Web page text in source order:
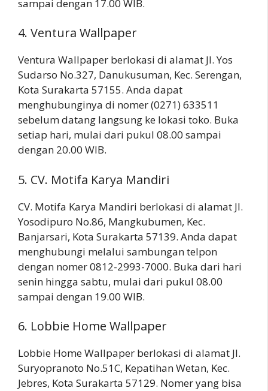
sampai dengan 17.00 WIB.
4. Ventura Wallpaper
Ventura Wallpaper berlokasi di alamat Jl. Yos
Sudarso No.327, Danukusuman, Kec. Serengan,
Kota Surakarta 57155. Anda dapat
menghubunginya di nomer (0271) 633511
sebelum datang langsung ke lokasi toko. Buka
setiap hari, mulai dari pukul 08.00 sampai
dengan 20.00 WIB.
5. CV. Motifa Karya Mandiri
CV. Motifa Karya Mandiri berlokasi di alamat Jl.
Yosodipuro No.86, Mangkubumen, Kec.
Banjarsari, Kota Surakarta 57139. Anda dapat
menghubungi melalui sambungan telpon
dengan nomer 0812-2993-7000. Buka dari hari
senin hingga sabtu, mulai dari pukul 08.00
sampai dengan 19.00 WIB.
6. Lobbie Home Wallpaper
Lobbie Home Wallpaper berlokasi di alamat Jl.
Suryopranoto No.51C, Kepatihan Wetan, Kec.
Jebres, Kota Surakarta 57129. Nomer yang bisa